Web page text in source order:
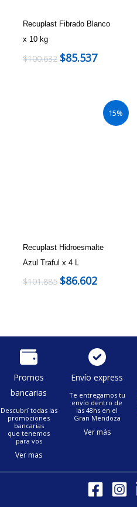
Recuplast Fibrado Blanco
x 10 kg
$100.632 $85.537
15%
Recuplast Hidroesmalte
Azul Traful x 4 L
$101.885 $86.602
Promos
bancarias
Descubrí todas las
promociones
bancarias
que tenemos
para vos
Ver mas
Envío express
Te entregamos tu
envío dentro de
las 48hs en el
Gran Mendoza
Ver más